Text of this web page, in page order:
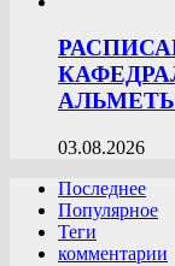
03.08.2026
Последнее
Популярное
Теги
комментарии